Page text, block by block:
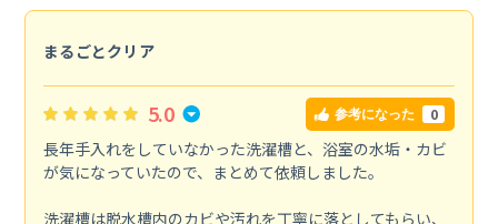
まるごとクリア
5.0 参考になった 0
長年手入れをしていなかった洗濯槽と、浴室の水垢・カビ
が気になっていたので、まとめて依頼しました。
洗濯槽は脱水槽内のカビや汚れを丁寧に落としてもらい、